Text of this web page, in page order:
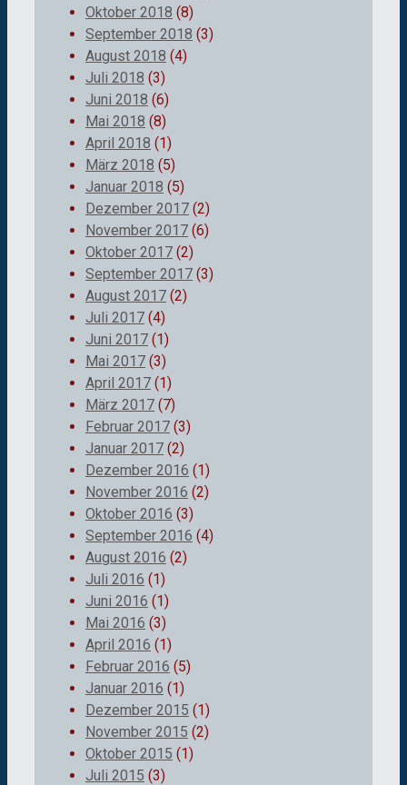
Oktober 2018 (8)
September 2018 (3)
August 2018 (4)
Juli 2018 (3)
Juni 2018 (6)
Mai 2018 (8)
April 2018 (1)
März 2018 (5)
Januar 2018 (5)
Dezember 2017 (2)
November 2017 (6)
Oktober 2017 (2)
September 2017 (3)
August 2017 (2)
Juli 2017 (4)
Juni 2017 (1)
Mai 2017 (3)
April 2017 (1)
März 2017 (7)
Februar 2017 (3)
Januar 2017 (2)
Dezember 2016 (1)
November 2016 (2)
Oktober 2016 (3)
September 2016 (4)
August 2016 (2)
Juli 2016 (1)
Juni 2016 (1)
Mai 2016 (3)
April 2016 (1)
Februar 2016 (5)
Januar 2016 (1)
Dezember 2015 (1)
November 2015 (2)
Oktober 2015 (1)
Juli 2015 (3)